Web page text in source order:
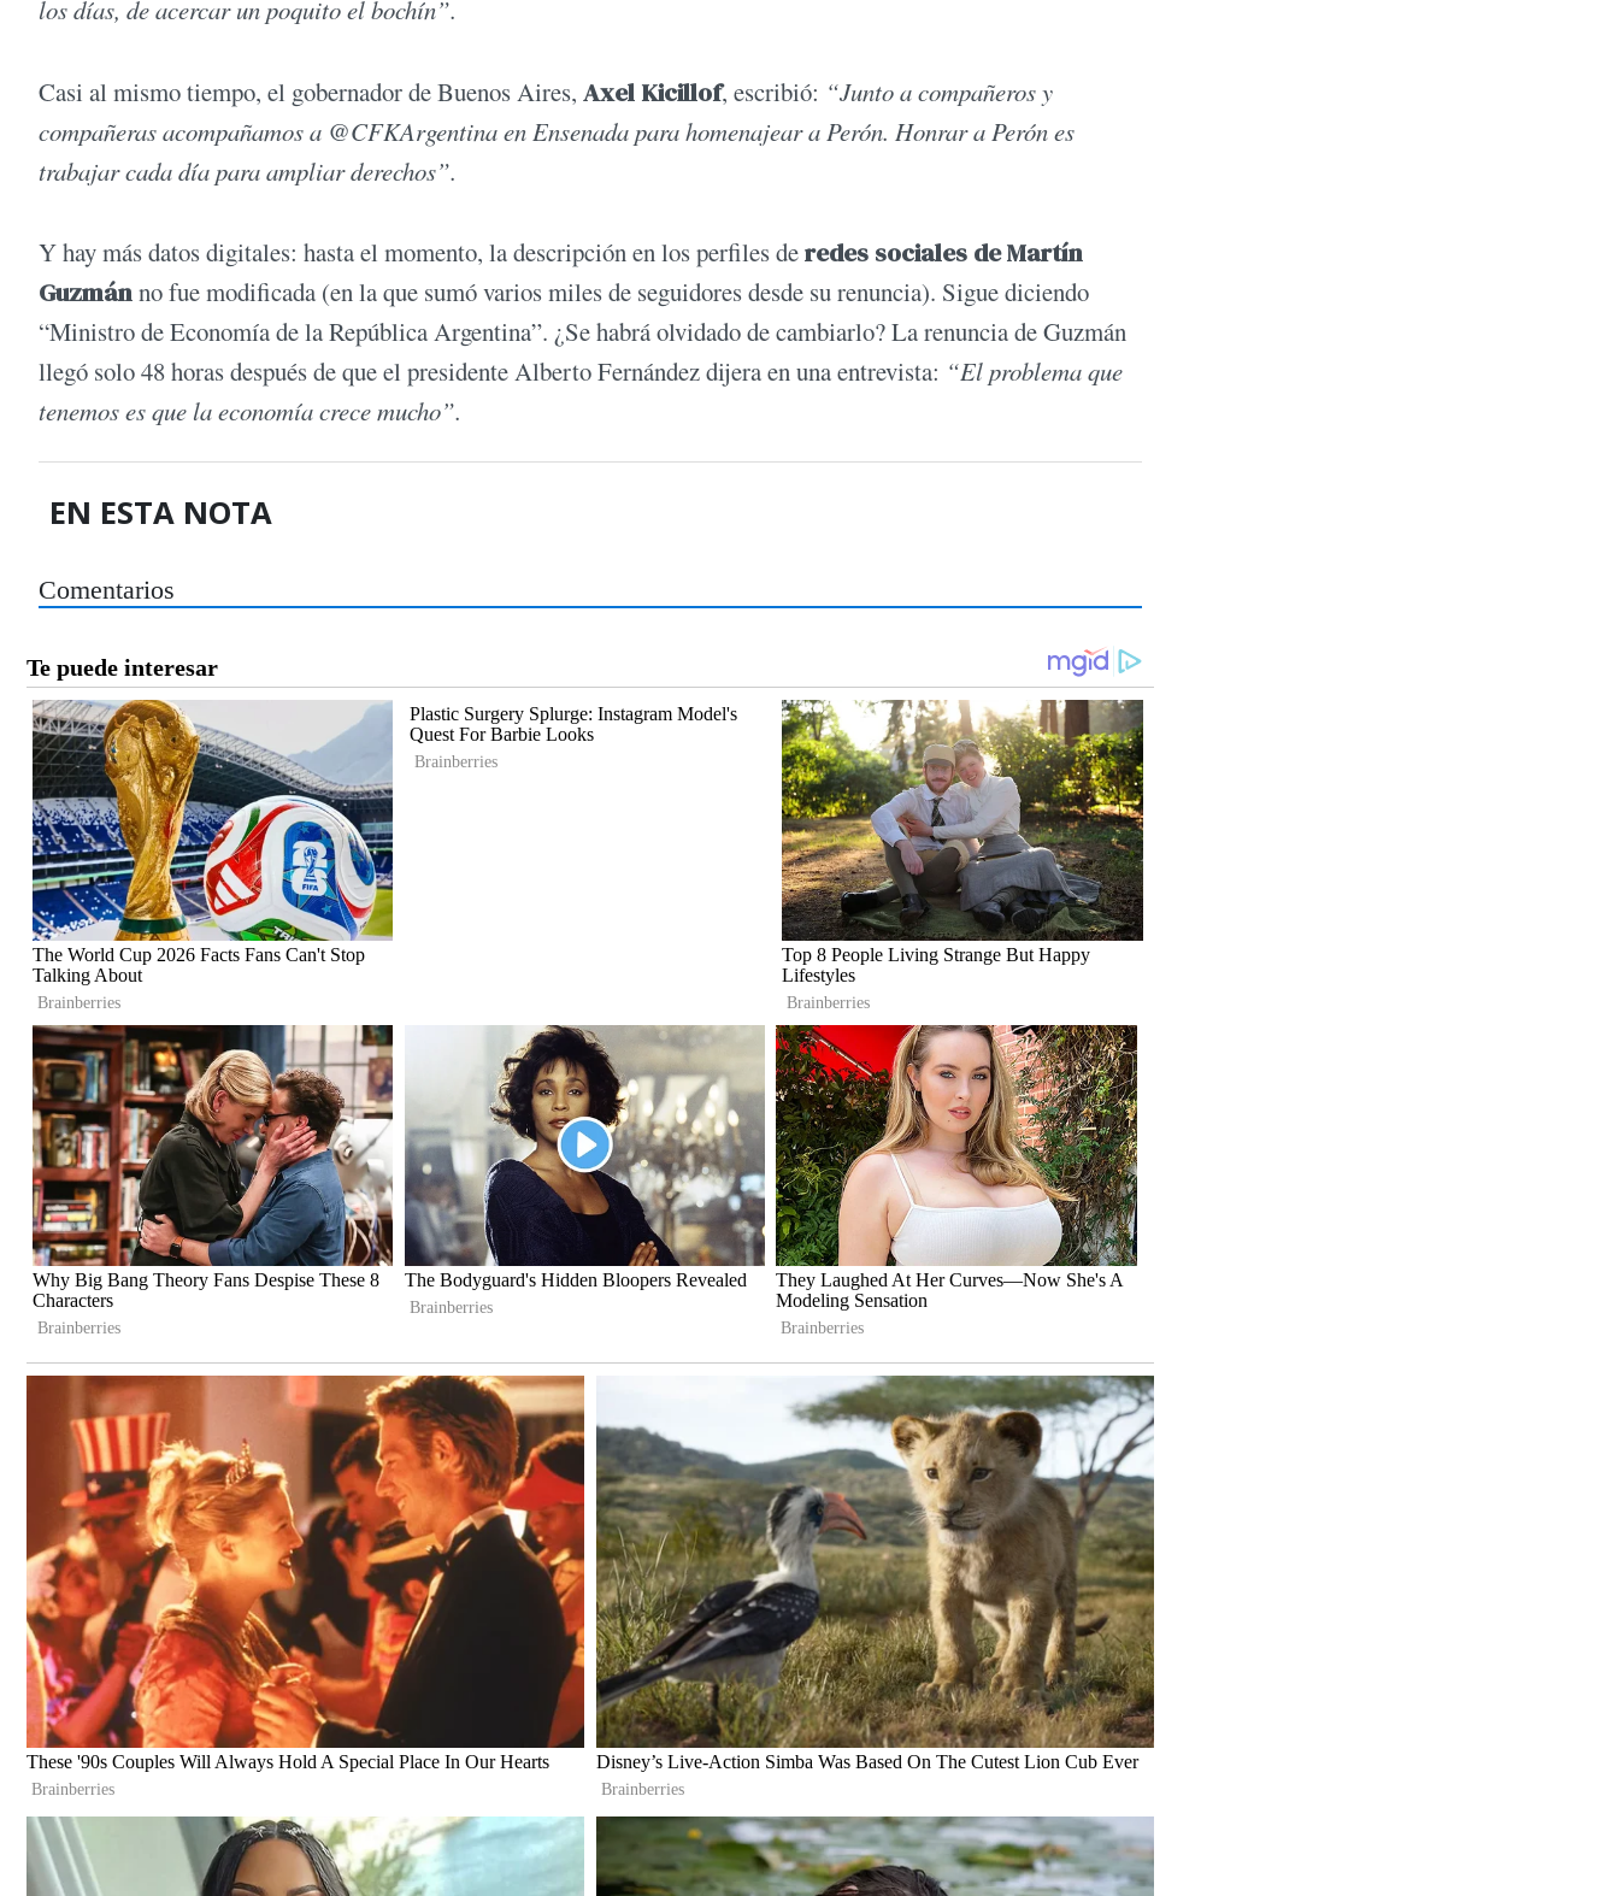
los días, de acercar un poquito el bochín”.
Casi al mismo tiempo, el gobernador de Buenos Aires, Axel Kicillof, escribió: “Junto a compañeros y
compañeras acompañamos a @CFKArgentina en Ensenada para homenajear a Perón. Honrar a Perón es
trabajar cada día para ampliar derechos”.
Y hay más datos digitales: hasta el momento, la descripción en los perfiles deredes sociales de Martín
Guzmánno fue modificada (en la que sumó varios miles de seguidores desde su renuncia). Sigue diciendo
“Ministro de Economía de la República Argentina”. ¿Se habrá olvidado de cambiarlo? La renuncia de Guzmán
llegó solo 48 horas después de que el presidente Alberto Fernández dijera en una entrevista: “El problema que
tenemos es que la economía crece mucho”.
EN ESTA NOTA
Comentarios